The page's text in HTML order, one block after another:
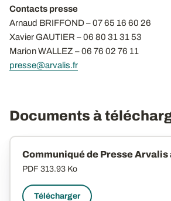
Contacts presse
Arnaud BRIFFOND – 07 65 16 60 26
Xavier GAUTIER – 06 80 31 31 53
Marion WALLEZ – 06 76 02 76 11
presse@arvalis.fr
Documents à
Communiqué de Presse Arvalis
PDF 313.93 Ko
Télécharger